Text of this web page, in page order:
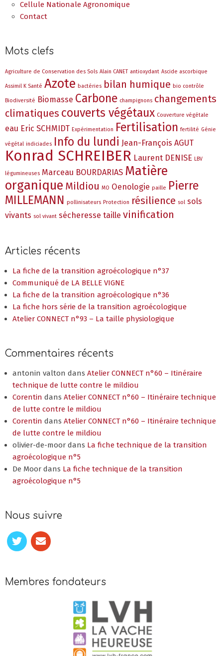
Cellule Nationale Agronomique
Contact
Mots clefs
Agriculture de Conservation des Sols Alain CANET antioxydant Ascide ascorbique
Assimil K Santé Azote bactéries bilan humique bio contrôle
Biodiversité Biomasse Carbone champignons changements
climatiques couverts végétaux Couverture végétale
eau Eric SCHMIDT Expérimentation Fertilisation fertilité Génie
végétal indiciades Info du lundi Jean-François AGUT
Konrad SCHREIBER Laurent DENISE LBV
légumineuses Marceau BOURDARIAS Matière
organique Mildiou MO Oenologie paille Pierre
MILLEMANN pollinisateurs Protection résilience sol sols
vivants sol vivant sécheresse taille vinification
Articles récents
La fiche de la transition agroécologique n°37
Communiqué de LA BELLE VIGNE
La fiche de la transition agroécologique n°36
La fiche hors série de la transition agroécologique
Atelier CONNECT n°93 – La taille physiologique
Commentaires récents
antonin valton dans Atelier CONNECT n°60 – Itinéraire
technique de lutte contre le mildiou
Corentin dans Atelier CONNECT n°60 – Itinéraire technique
de lutte contre le mildiou
Corentin dans Atelier CONNECT n°60 – Itinéraire technique
de lutte contre le mildiou
olivier-de-moor dans La fiche technique de la transition
agroécologique n°5
De Moor dans La fiche technique de la transition
agroécologique n°5
Nous suivre
Membres fondateurs